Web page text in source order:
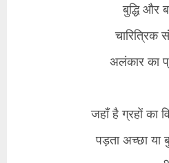
​बुद्धि और
चारित्रिक
अलंकार का
​जहाँ है ग्रहों का
पड़ता अच्छा या